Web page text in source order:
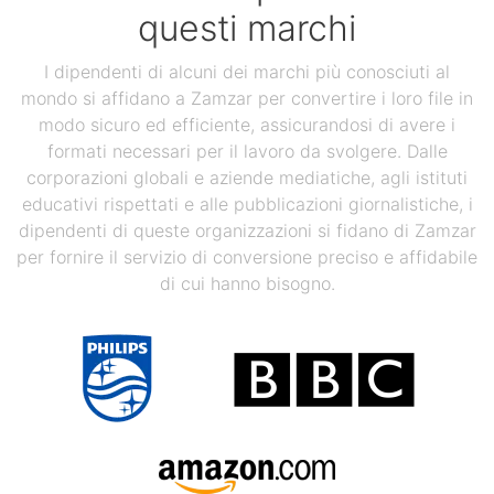
questi marchi
I dipendenti di alcuni dei marchi più conosciuti al
mondo si affidano a Zamzar per convertire i loro file in
modo sicuro ed efficiente, assicurandosi di avere i
formati necessari per il lavoro da svolgere. Dalle
corporazioni globali e aziende mediatiche, agli istituti
educativi rispettati e alle pubblicazioni giornalistiche, i
dipendenti di queste organizzazioni si fidano di Zamzar
per fornire il servizio di conversione preciso e affidabile
di cui hanno bisogno.